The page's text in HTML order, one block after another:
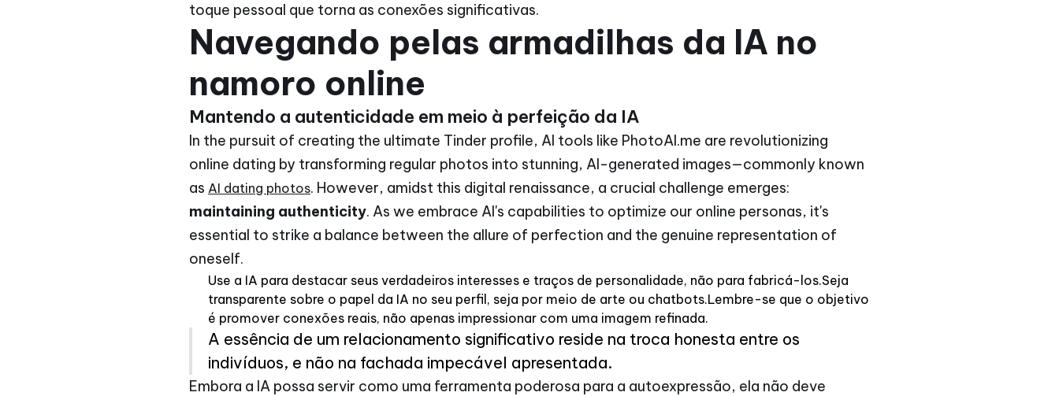
toque pessoal que torna as conexões significativas.
Navegando pelas armadilhas da IA no
namoro online
Mantendo a autenticidade em meio à perfeição da IA
In the pursuit of creating the ultimate Tinder profile, AI tools like PhotoAI.me are revolutionizing
online dating by transforming regular photos into stunning, AI-generated images—commonly known
as AI dating photos. However, amidst this digital renaissance, a crucial challenge emerges:
maintaining authenticity. As we embrace AI's capabilities to optimize our online personas, it's
essential to strike a balance between the allure of perfection and the genuine representation of
oneself.
Use a IA para destacar seus verdadeiros interesses e traços de personalidade, não para fabricá-los.Seja
transparente sobre o papel da IA no seu perfil, seja por meio de arte ou chatbots.Lembre-se que o objetivo
é promover conexões reais, não apenas impressionar com uma imagem refinada.
A essência de um relacionamento significativo reside na troca honesta entre os
indivíduos, e não na fachada impecável apresentada.
Embora a IA possa servir como uma ferramenta poderosa para a autoexpressão, ela não deve